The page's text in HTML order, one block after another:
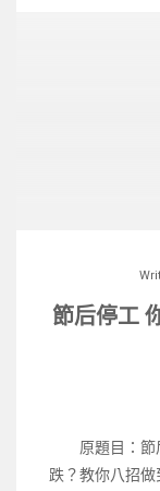
節后停工
原題目：節
跌？教你八招